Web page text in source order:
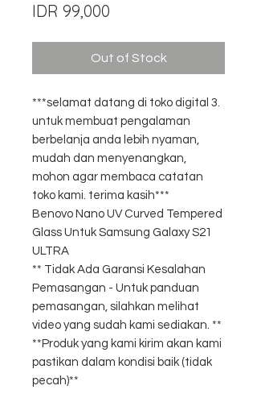
IDR 99,000
Out of Stock
***selamat datang di toko digital 3.
untuk membuat pengalaman
berbelanja anda lebih nyaman,
mudah dan menyenangkan,
mohon agar membaca catatan
toko kami. terima kasih***
Benovo Nano UV Curved Tempered
Glass Untuk Samsung Galaxy S21
ULTRA
** Tidak Ada Garansi Kesalahan
Pemasangan - Untuk panduan
pemasangan, silahkan melihat
video yang sudah kami sediakan. **
**Produk yang kami kirim akan kami
pastikan dalam kondisi baik (tidak
pecah)**